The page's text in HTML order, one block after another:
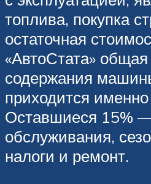
топлива, покупка
остаточная
«АвтоСтата»
содержания
приходится
Оставшиеся 15%
обслуживания,
налоги и ремонт.